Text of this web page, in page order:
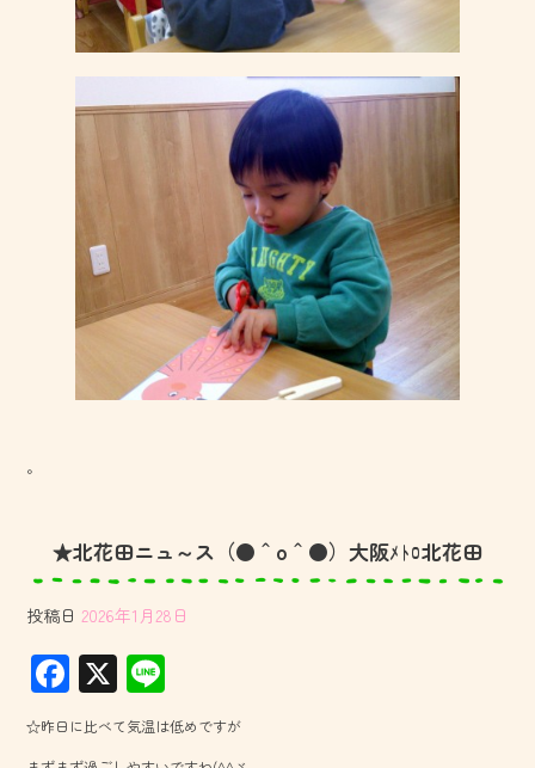
。
★北花田ニュ～ス（●＾o＾●）大阪ﾒﾄﾛ北花田
投稿日 2026年1月28日
F
ac
e
X
ne
☆昨日に比べて気温は低めですが